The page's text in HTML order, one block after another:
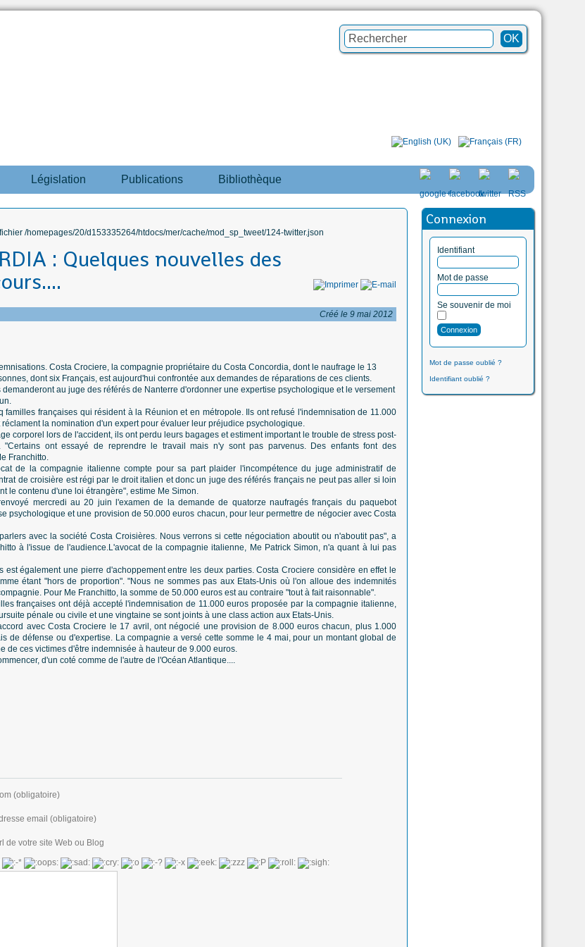
Législation Publications Bibliothèque
Connexion
Identifiant
Mot de passe
Se souvenir de moi
Mot de passe oublié ?
Identifiant oublié ?
/homepages/20/d153335264/htdocs/mer/cache/mod_sp_tweet/124-twitter.json
: Quelques nouvelles des
Créé le 9 mai 2012
Costa Crociere, la compagnie propriétaire du Costa Concordia, dont le naufrage le 13
dont six Français, est aujourd'hui confrontée aux demandes de réparations de ces clients.
au juge des référés de Nanterre d'ordonner une expertise psychologique et le versement
familles françaises qui résident à la Réunion et en métropole. Ils ont refusé l'indemnisation de 11.000
la nomination d'un expert pour évaluer leur préjudice psychologique.
corporel lors de l'accident, ils ont perdu leurs bagages et estiment important le trouble de stress post-
"Certains ont essayé de reprendre le travail mais n'y sont pas parvenus. Des enfants font des
Franchitto.
de la compagnie italienne compte pour sa part plaider l'incompétence du juge administratif de
de croisière est régi par le droit italien et donc un juge des référés français ne peut pas aller si loin
le contenu d'une loi étrangère", estime Me Simon.
mercredi au 20 juin l'examen de la demande de quatorze naufragés français du paquebot
psychologique et une provision de 50.000 euros chacun, pour leur permettre de négocier avec Costa
avec la société Costa Croisières. Nous verrons si cette négociation aboutit ou n'aboutit pas", a
à l'issue de l'audience.L'avocat de la compagnie italienne, Me Patrick Simon, n'a quant à lui pas
est également une pierre d'achoppement entre les deux parties. Costa Crociere considère en effet le
étant "hors de proportion". "Nous ne sommes pas aux Etats-Unis où l'on alloue des indemnités
Pour Me Franchitto, la somme de 50.000 euros est au contraire "tout à fait raisonnable".
françaises ont déjà accepté l'indemnisation de 11.000 euros proposée par la compagnie italienne,
pénale ou civile et une vingtaine se sont joints à une class action aux Etats-Unis.
avec Costa Crociere le 17 avril, ont négocié une provision de 8.000 euros chacun, plus 1.000
de défense ou d'expertise. La compagnie a versé cette somme le 4 mai, pour un montant global de
de ces victimes d'être indemnisée à hauteur de 9.000 euros.
d'un coté comme de l'autre de l'Océan Atlantique....
(obligatoire)
email (obligatoire)
de votre site Web ou Blog